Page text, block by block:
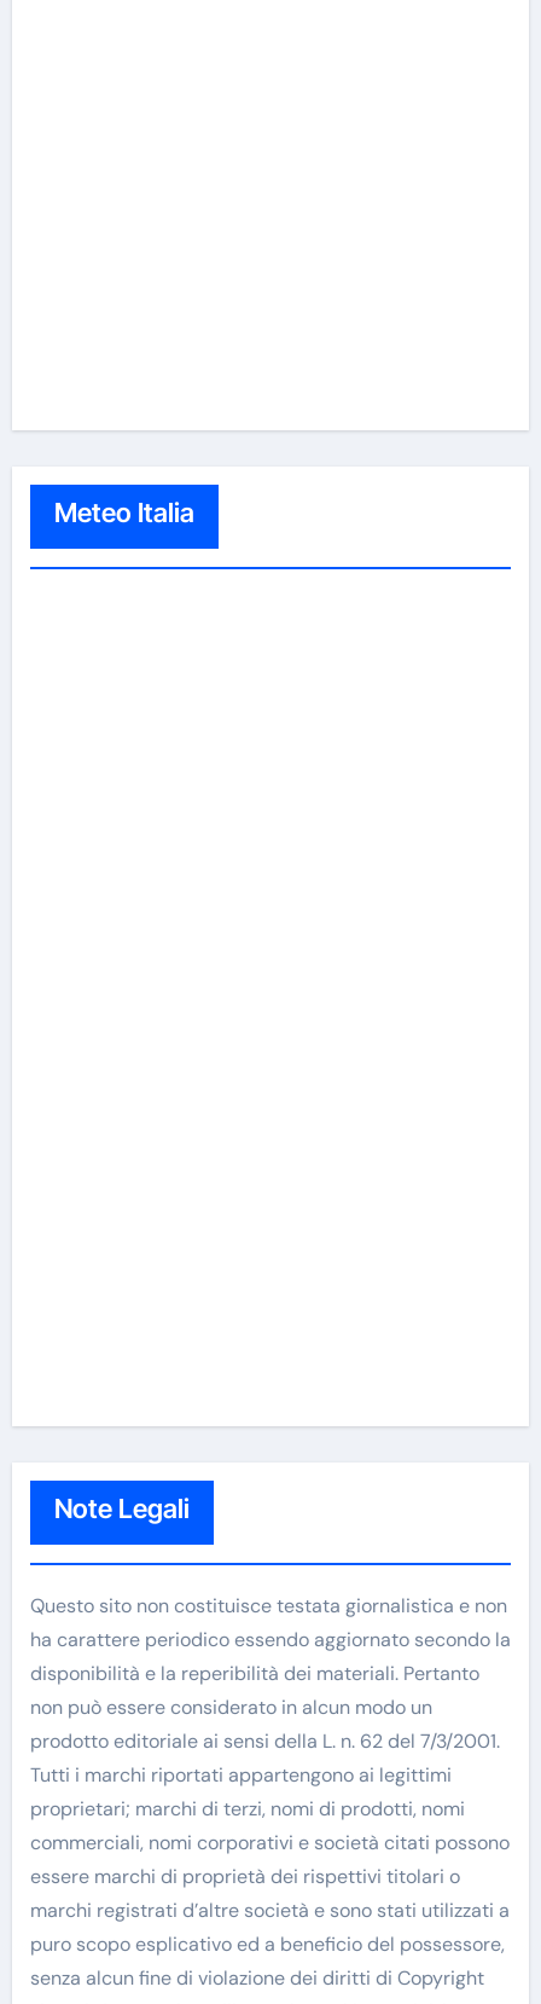
Meteo Italia
Note Legali
Questo sito non costituisce testata giornalistica e non
ha carattere periodico essendo aggiornato secondo la
disponibilità e la reperibilità dei materiali. Pertanto
non può essere considerato in alcun modo un
prodotto editoriale ai sensi della L. n. 62 del 7/3/2001.
Tutti i marchi riportati appartengono ai legittimi
proprietari; marchi di terzi, nomi di prodotti, nomi
commerciali, nomi corporativi e società citati possono
essere marchi di proprietà dei rispettivi titolari o
marchi registrati d’altre società e sono stati utilizzati a
puro scopo esplicativo ed a beneficio del possessore,
senza alcun fine di violazione dei diritti di Copyright